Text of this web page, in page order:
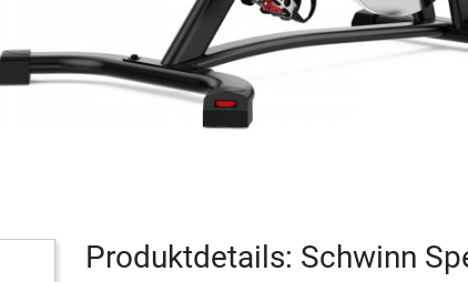
Produktdetails: Schwinn